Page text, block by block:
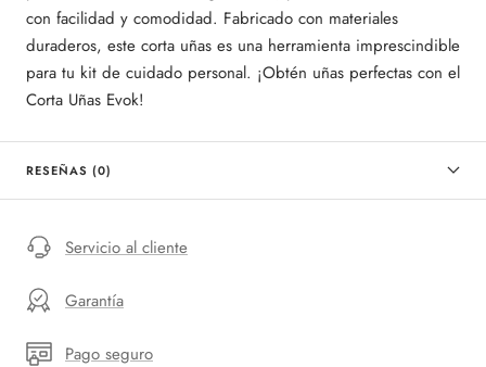
con facilidad y comodidad. Fabricado con materiales
duraderos, este corta uñas es una herramienta imprescindible
para tu kit de cuidado personal. ¡Obtén uñas perfectas con el
Corta Uñas Evok!
RESEÑAS (0)
Servicio al cliente
Garantía
Pago seguro